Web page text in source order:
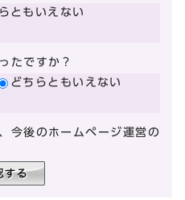
ともいえない
たですか？
どちらともいえない
今後のホームページ運営の